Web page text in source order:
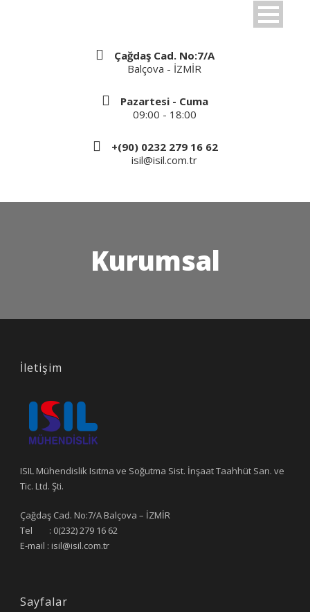
Çağdaş Cad. No:7/A
Balçova - İZMİR
Pazartesi - Cuma
09:00 - 18:00
+(90) 0232 279 16 62
isil@isil.com.tr
Kurumsal
İletişim
ISIL Mühendislik Isıtma ve Soğutma Sist. İnşaat Taahhüt San. ve
Tic. Ltd. Şti.
Çağdaş Cad. No:7/A Balçova – İZMİR
Tel : 0(232) 279 16 62
E-mail : isil@isil.com.tr
Sayfalar